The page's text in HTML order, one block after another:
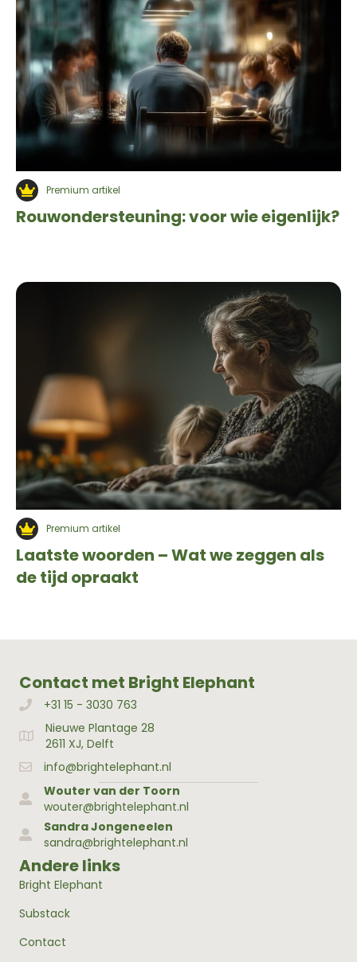
Premium artikel
Rouwondersteuning: voor wie eigenlijk?
Premium artikel
Laatste woorden – Wat we zeggen als
de tijd opraakt
Contact met Bright Elephant
Bellen met Bright Elephant
+31 15 - 3030 763
Adres Bright Elephant
Nieuwe Plantage 28
2611 XJ, Delft
info@brightelephant.nl
Wouter van der Toorn
wouter@brightelephant.nl
Sandra Jongeneelen
sandra@brightelephant.nl
Andere links
Bright Elephant
Substack
Contact